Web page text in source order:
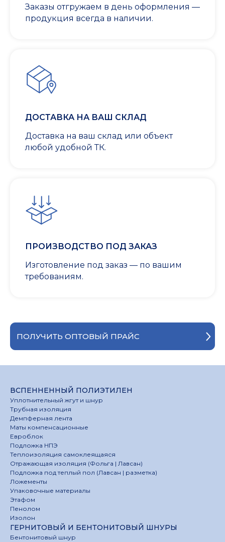
Заказы отгружаем в день оформления —
продукция всегда в наличии.
ДОСТАВКА НА ВАШ СКЛАД
Доставка на ваш склад или объект
любой удобной ТК.
ПРОИЗВОДСТВО ПОД ЗАКАЗ
Изготовление под заказ — по вашим
требованиям.
ПОЛУЧИТЬ ОПТОВЫЙ ПРАЙС
ВСПЕННЕННЫЙ ПОЛИЭТИЛЕН
Уплотнительный жгут и шнур
Трубная изоляция
Демпферная лента
Маты компенсационные
Евроблок
Подложка НПЭ
Теплоизоляция самоклеящаяся
Отражающая изоляция (Фольга | Лавсан)
Подложка под теплый пол (Лавсан | разметка)
Ложементы
Упаковочные материалы
Этафом
Пенолом
Изолон
ГЕРНИТОВЫЙ И БЕНТОНИТОВЫЙ ШНУРЫ
Бентонитовый шнур